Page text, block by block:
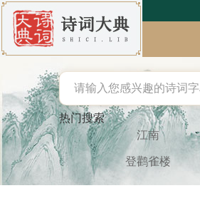
热门搜索
江南
登鹳雀楼